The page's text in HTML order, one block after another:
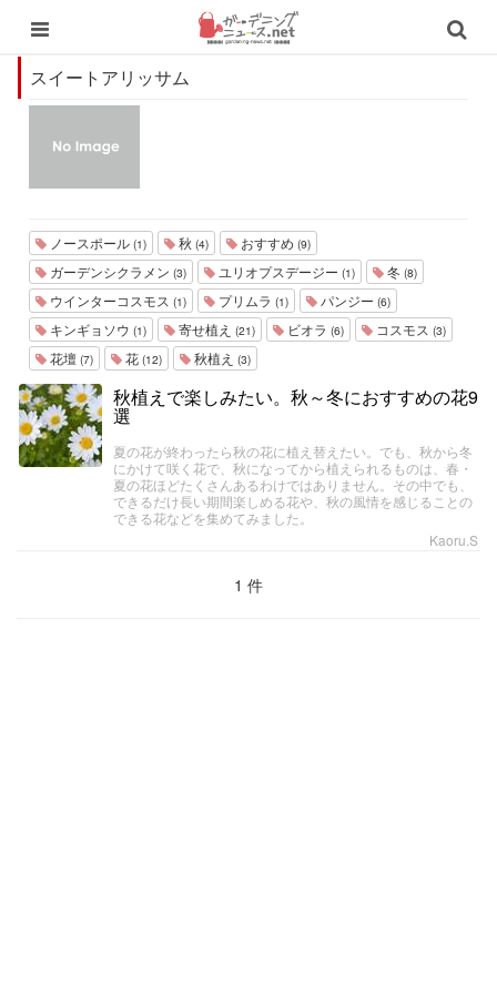
スイートアリッサム
ノースポール (1) 秋 (4) おすすめ (9)
ガーデンシクラメン (3) ユリオプスデージー (1) 冬 (8)
ウインターコスモス (1) プリムラ (1) パンジー (6)
キンギョソウ (1) 寄せ植え (21) ビオラ (6) コスモス (3)
花壇 (7) 花 (12) 秋植え (3)
秋植えで楽しみたい。秋～冬におすすめの花9
選
夏の花が終わったら秋の花に植え替えたい。でも、秋から冬
にかけて咲く花で、秋になってから植えられるものは、春・
夏の花ほどたくさんあるわけではありません。その中でも、
できるだけ長い期間楽しめる花や、秋の風情を感じることの
できる花などを集めてみました。
Kaoru.S
1 件